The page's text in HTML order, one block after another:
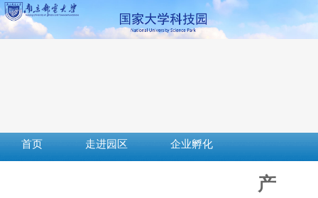
首页 走进园区
企业孵化
产